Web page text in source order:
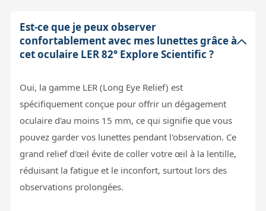
Est-ce que je peux observer
confortablement avec mes lunettes grâce à
cet oculaire LER 82° Explore Scientific ?
Oui, la gamme LER (Long Eye Relief) est
spécifiquement conçue pour offrir un dégagement
oculaire d'au moins 15 mm, ce qui signifie que vous
pouvez garder vos lunettes pendant l'observation. Ce
grand relief d'œil évite de coller votre œil à la lentille,
réduisant la fatigue et le inconfort, surtout lors des
observations prolongées.